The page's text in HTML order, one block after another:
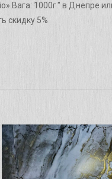
Вага: 1000г." в Днепре
скидку 5%